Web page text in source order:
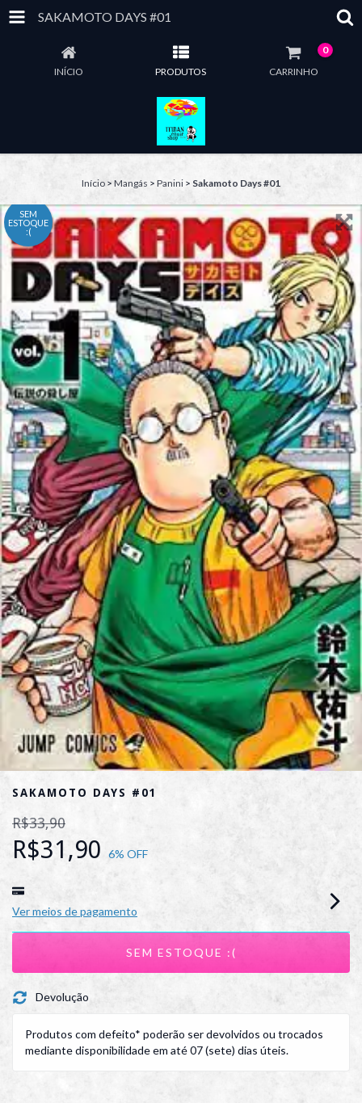
SAKAMOTO DAYS #01
INÍCIO PRODUTOS CARRINHO
0
Início > Mangás > Panini > Sakamoto Days #01
SEM
ESTOQUE
:(
SAKAMOTO DAYS #01
R$33,90
R$31,90 6% OFF
Ver meios de pagamento
Devolução
Produtos com defeito* poderão ser devolvidos ou trocados
mediante disponibilidade em até 07 (sete) dias úteis.